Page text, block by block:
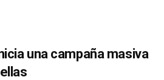
una campaña masiva